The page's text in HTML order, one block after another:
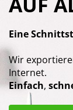
Eine
Wir
Internet.
Einfach,